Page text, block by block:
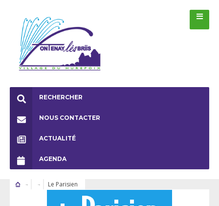
RECHERCHER
NOUS CONTACTER
ACTUALITÉ
AGENDA
Le Parisien